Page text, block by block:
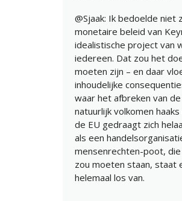
@Sjaak: Ik bedoelde niet
monetaire beleid van
idealistische project van
iedereen. Dat zou het
moeten zijn – en daar
inhoudelijke
waar het afbreken van
natuurlijk volkomen
de EU gedraagt zich
als een
mensenrechten-poot,
zou moeten staan, staat
helemaal los van.